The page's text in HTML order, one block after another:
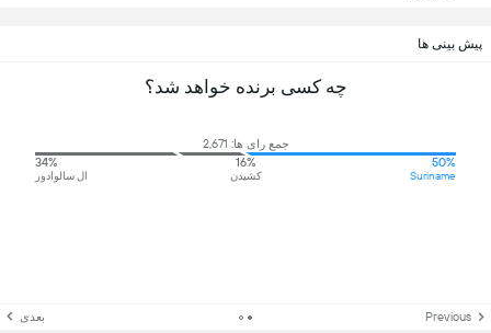
پیش بینی ها
چه کسی برنده خواهد شد؟
جمع رای ها: 2,671
50%
Suriname
16%
کشیدن
34%
ال سالوادور
Previous بعدی